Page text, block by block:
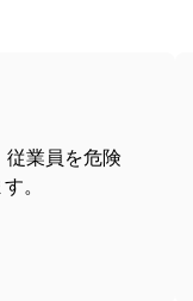
業員を危険
。